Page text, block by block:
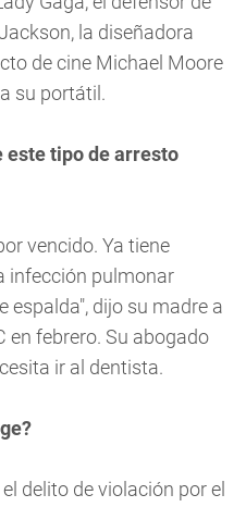
la diseñadora
de cine Michael Moore
su portátil.
este tipo de arresto
vencido. Ya tiene
infección pulmonar
espalda", dijo su madre a
en febrero. Su abogado
ir al dentista.
delito de violación por el